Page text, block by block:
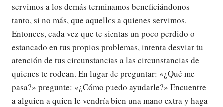
servimos a los demás terminamos beneficiándonos
tanto, si no más, que aquellos a quienes servimos.
Entonces, cada vez que te sientas un poco perdido o
estancado en tus propios problemas, intenta desviar tu
atención de tus circunstancias a las circunstancias de
quienes te rodean. En lugar de preguntar: «¿Qué me
pasa?» pregunte: «¿Cómo puedo ayudarle?» Encuentre
a alguien a quien le vendría bien una mano extra y haga